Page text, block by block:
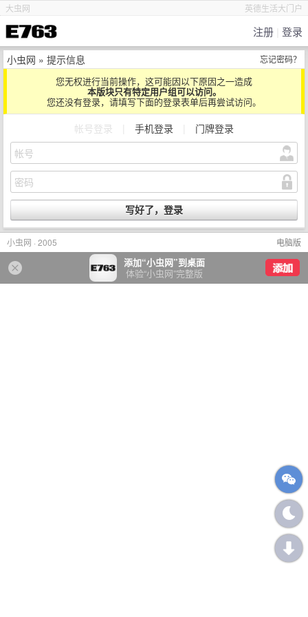
英德生活大门户
大虫网
注册 登录
忘记密码？
小虫网 » 提示信息
您无权进行当前操作，这可能因以下原因之一造成
本版块只有特定用户组可以访问。
您还没有登录，请填写下面的登录表单后再尝试访问。
帐号登录 手机登录 门牌登录
电脑版
小虫网 · 2005
添加“小虫网”到桌面
体验“小虫网”完整版